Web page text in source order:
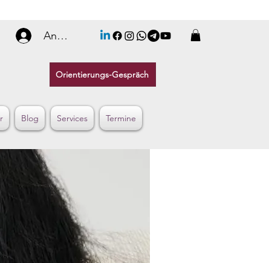
Anmelden
Blog Services Termine
Orientierungs-Gespräch